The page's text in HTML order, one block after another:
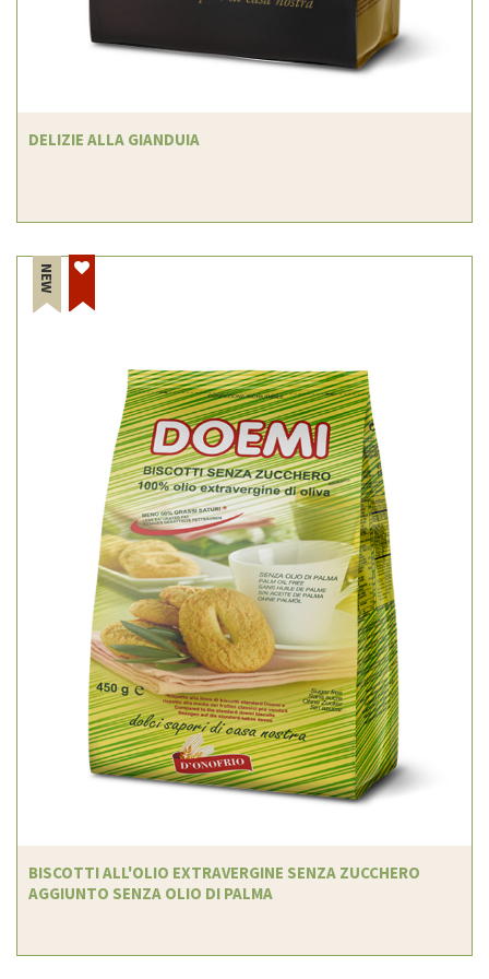
DELIZIE ALLA GIANDUIA
NEW
BISCOTTI ALL'OLIO EXTRAVERGINE SENZA ZUCCHERO
AGGIUNTO SENZA OLIO DI PALMA